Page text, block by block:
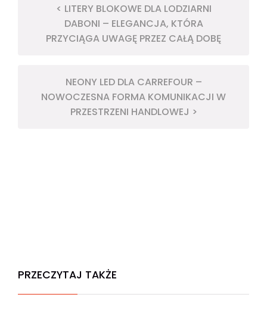
< LITERY BLOKOWE DLA LODZIARNI
DABONI – ELEGANCJA, KTÓRA
PRZYCIĄGA UWAGĘ PRZEZ CAŁĄ DOBĘ
NEONY LED DLA CARREFOUR –
NOWOCZESNA FORMA KOMUNIKACJI W
PRZESTRZENI HANDLOWEJ >
PRZECZYTAJ TAKŻE